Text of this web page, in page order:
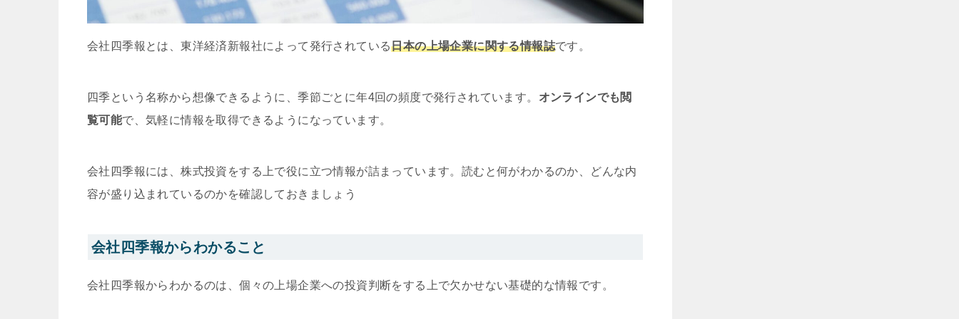
会社四季報とは、東洋経済新報社によって発行されている日本の上場企業に関する情報誌です。
四季という名称から想像できるように、季節ごとに年4回の頻度で発行されています。 オンラインでも閲
覧可能で、気軽に情報を取得できるようになっています。
会社四季報には、株式投資をする上で役に立つ情報が詰まっています。読むと何がわかるのか、どんな内
容が盛り込まれているのかを確認しておきましょう
会社四季報からわかること
会社四季報からわかるのは、個々の上場企業への投資判断をする上で欠かせない基礎的な情報です。